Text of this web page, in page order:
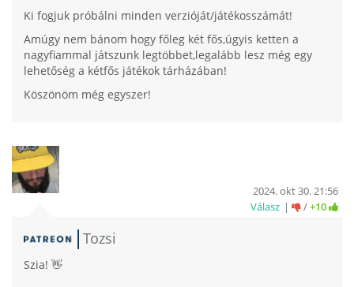
Ki fogjuk próbálni minden verzióját/játékosszámát!
Amúgy nem bánom hogy főleg két fős,úgyis ketten a
nagyfiammal játszunk legtöbbet,legalább lesz még egy
lehetőség a kétfős játékok tárházában!
Köszönöm még egyszer!
Tozsi
2024. okt 30. 21:56
Válasz
/+10
Szia! 👋